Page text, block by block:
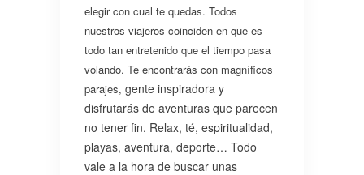
elegir con cual te quedas. Todos
nuestros viajeros coinciden en que es
todo tan entretenido que el tiempo pasa
volando. Te encontrarás con magníficos
parajes, gente inspiradora y
disfrutarás de aventuras que parecen
no tener fin. Relax, té, espiritualidad,
playas, aventura, deporte… Todo
vale a la hora de buscar unas